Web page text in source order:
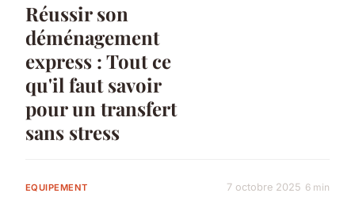
Réussir son
déménagement
express : Tout ce
qu'il faut savoir
pour un transfert
sans stress
EQUIPEMENT 7 octobre 2025 6 min